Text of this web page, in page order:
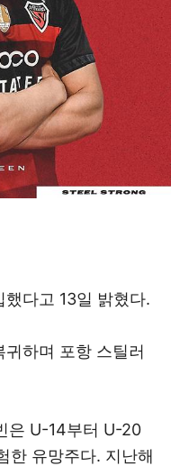
다고 13일 밝혔다.
하며 포항 스틸러
은 U-14부터 U-20
한 유망주다. 지난해